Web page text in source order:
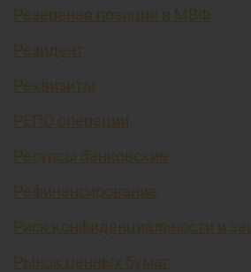
Резервная позиция в МВФ
Резидент
Реквизиты
РЕПО операции
Ресурсы банковские
Рефинансирование
Риск конфиденциальности и
Рынок ценных бумаг